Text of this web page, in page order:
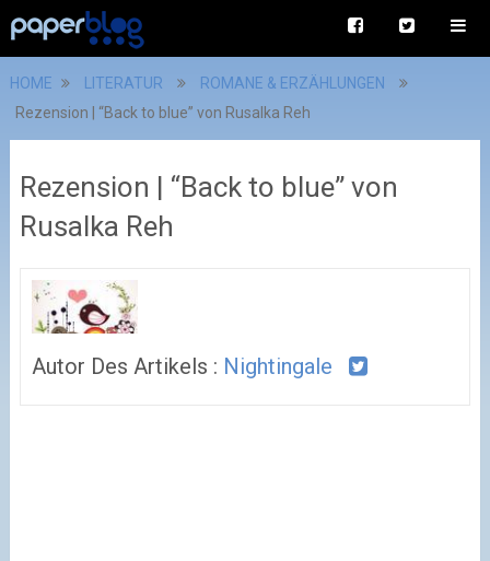
HOME LITERATUR
ROMANE & ERZÄHLUNGEN
Rezension | “Back to blue” von Rusalka Reh
Rezension | “Back to blue” von
Rusalka Reh
Autor Des Artikels : Nightingale